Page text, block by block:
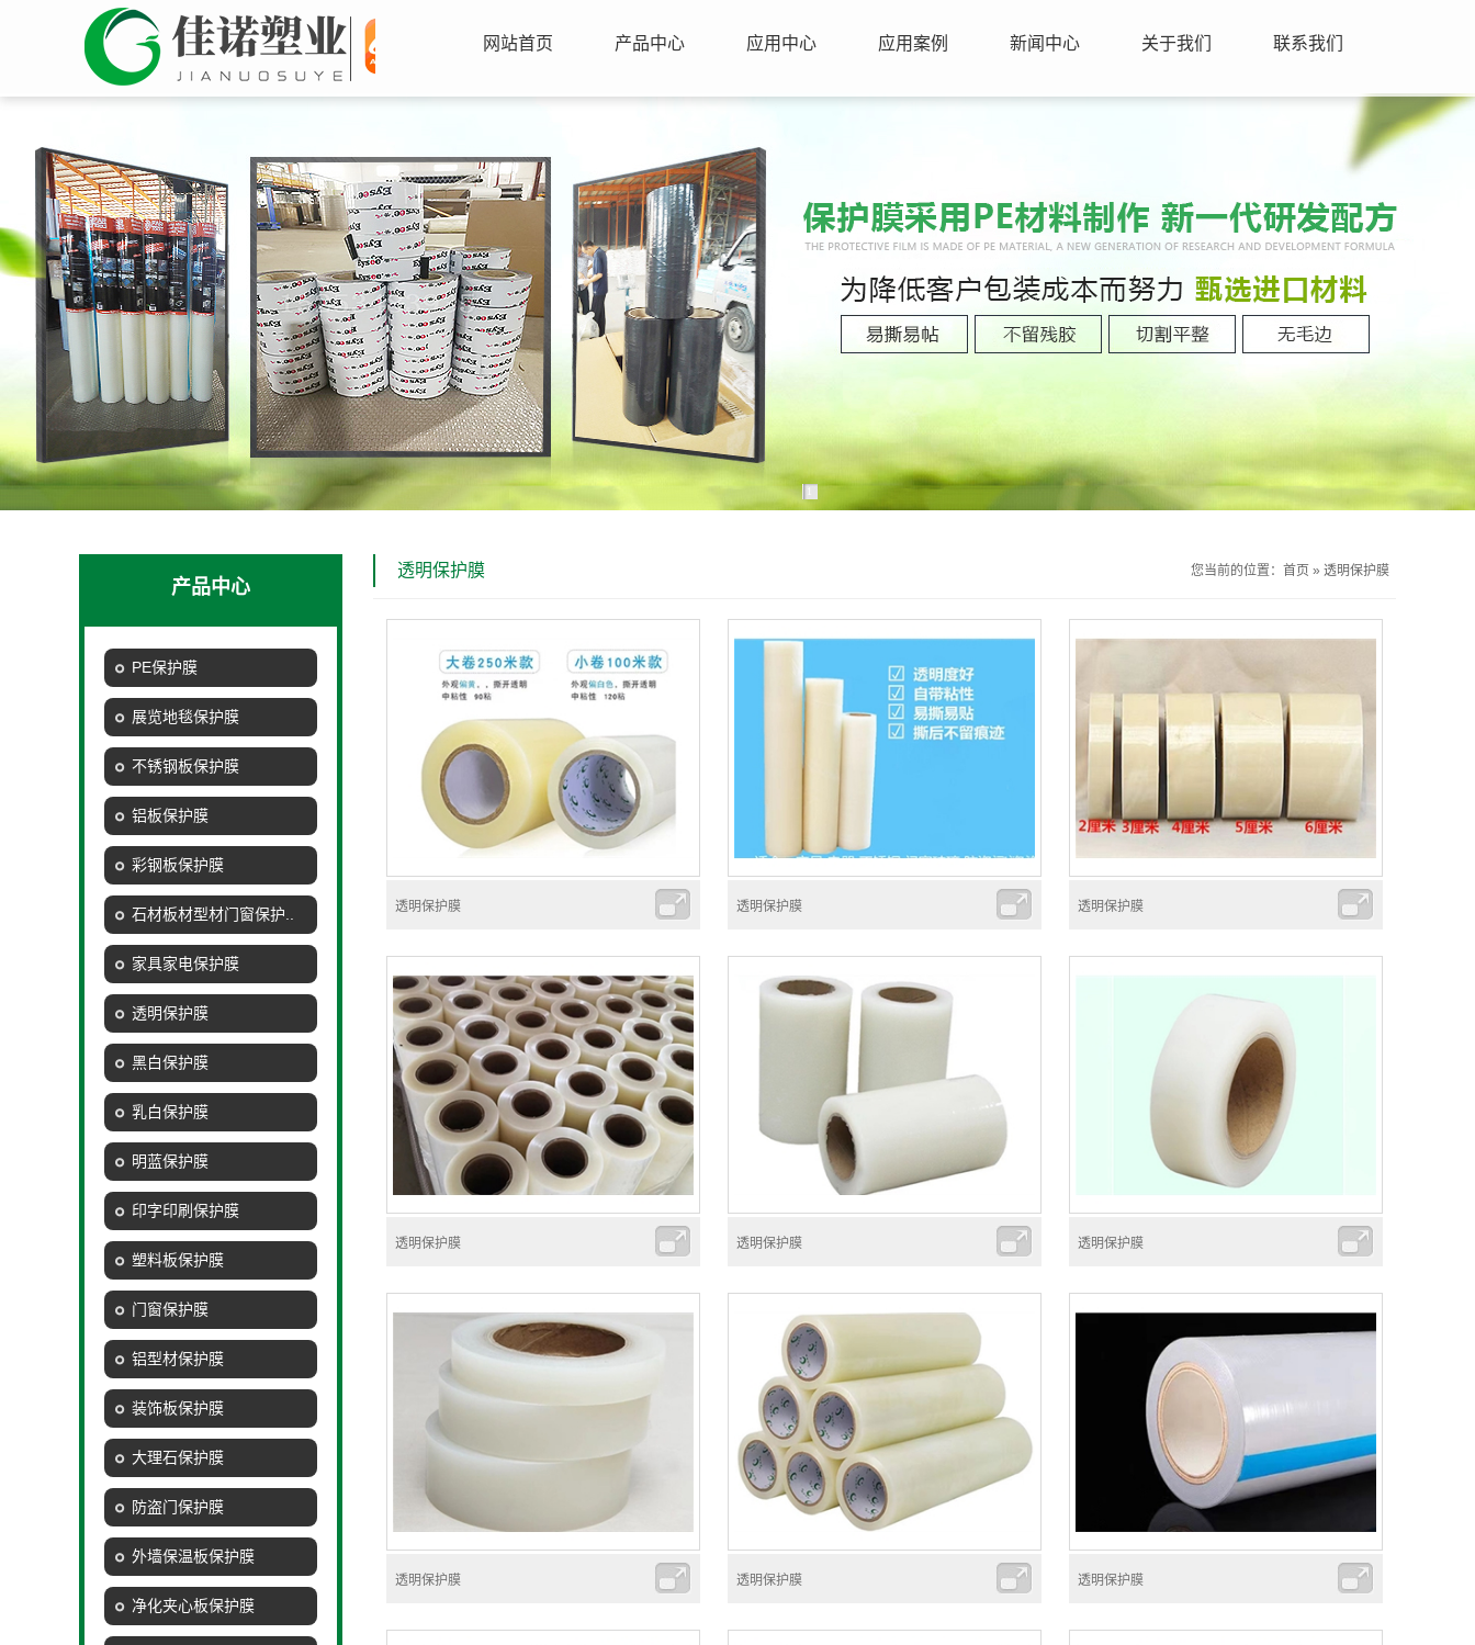
网站首页 产品中心 应用中心 应用案例 新闻中心 关于我们 联系我们
产品中心
PE保护膜
展览地毯保护膜
不锈钢板保护膜
铝板保护膜
彩钢板保护膜
石材板材型材门窗保护..
家具家电保护膜
透明保护膜
黑白保护膜
乳白保护膜
明蓝保护膜
印字印刷保护膜
塑料板保护膜
门窗保护膜
铝型材保护膜
装饰板保护膜
大理石保护膜
防盗门保护膜
外墙保温板保护膜
净化夹心板保护膜
透明保护膜 您当前的位置： 首页 » 透明保护膜
透明保护膜 透明保护膜 透明保护膜
透明保护膜 透明保护膜 透明保护膜
透明保护膜 透明保护膜 透明保护膜